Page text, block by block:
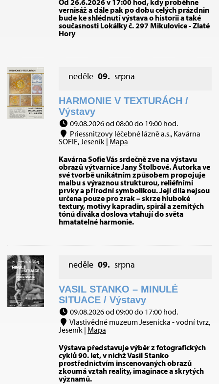
Od 26.6.2026 v 17:00 hod, kdy proběhne
vernisáž a dále pak po dobu celých prázdnin
bude ke shlédnutí výstava o historii a také
současnosti Lokálky č. 297 Mikulovice - Zlaté
Hory
neděle 09. srpna
HARMONIE V TEXTURÁCH /
Výstavy
09.08.2026 od 08:00 do 19:00 hod.
Priessnitzovy léčebné lázně a.s., Kavárna
SOFIE, Jeseník | Mapa
Kavárna Sofie Vás srdečně zve na výstavu
obrazů výtvarnice Jany Štolbové. Autorka ve
své tvorbě unikátním způsobem propojuje
malbu s výraznou strukturou, reliéfními
prvky a přírodní symbolikou. Její díla nejsou
určena pouze pro zrak – skrze hluboké
textury, motivy kapradin, spirál a zemitých
tónů diváka doslova vtahují do světa
hmatatelné harmonie.
neděle 09. srpna
VASIL STANKO – MINULÉ
SITUACE / Výstavy
09.08.2026 od 09:00 do 17:00 hod.
Vlastivědné muzeum Jesenicka - vodní tvrz,
Jeseník | Mapa
Výstava představuje výběr z fotografických
cyklů 90. let, v nichž Vasil Stanko
prostřednictvím inscenovaných obrazů
zkoumá vztah reality, imaginace a skrytých
významů.